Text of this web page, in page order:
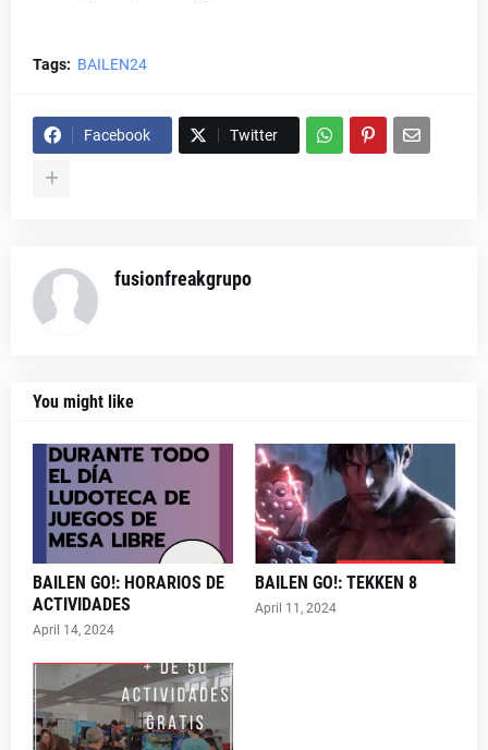
Tags: BAILEN24
Facebook Twitter
fusionfreakgrupo
You might like
BAILEN GO!: HORARIOS DE
ACTIVIDADES
April 14, 2024
BAILEN GO!: TEKKEN 8
April 11, 2024